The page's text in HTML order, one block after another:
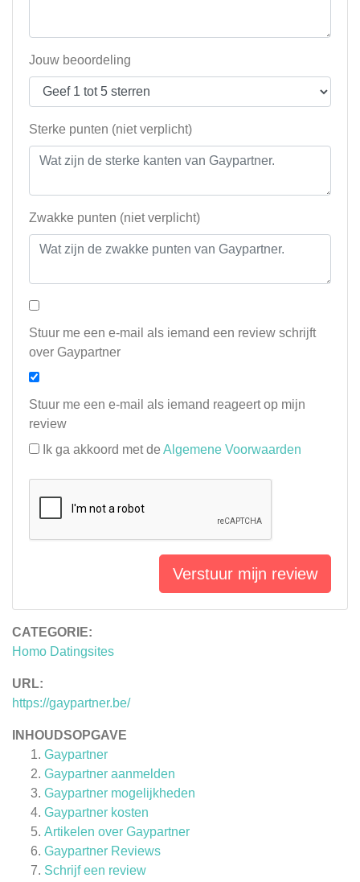
CATEGORIE:
Homo Datingsites
URL:
https://gaypartner.be/
INHOUDSOPGAVE
Gaypartner
Gaypartner aanmelden
Gaypartner mogelijkheden
Gaypartner kosten
Artikelen over Gaypartner
Gaypartner Reviews
Schrijf een review
Jouw beoordeling
Sterke punten (niet verplicht)
Zwakke punten (niet verplicht)
Stuur me een e-mail als iemand een review schrijft
over Gaypartner
Stuur me een e-mail als iemand reageert op mijn
review
Ik ga akkoord met de Algemene Voorwaarden
Verstuur mijn review